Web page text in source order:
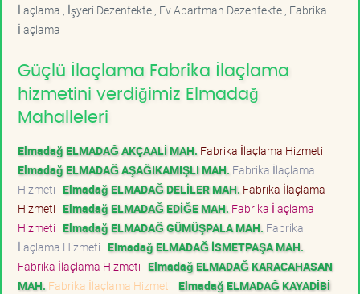
İlaçlama , İşyeri Dezenfekte , Ev Apartman Dezenfekte , Fabrika
İlaçlama
Güçlü İlaçlama Fabrika İlaçlama
hizmetini verdiğimiz Elmadağ
Mahalleleri
Elmadağ ELMADAĞ AKÇAALİ MAH. Fabrika İlaçlama Hizmeti
Elmadağ ELMADAĞ AŞAĞIKAMIŞLI MAH. Fabrika İlaçlama
Hizmeti Elmadağ ELMADAĞ DELİLER MAH. Fabrika İlaçlama
Hizmeti Elmadağ ELMADAĞ EDİĞE MAH. Fabrika İlaçlama
Hizmeti Elmadağ ELMADAĞ GÜMÜŞPALA MAH. Fabrika
İlaçlama Hizmeti Elmadağ ELMADAĞ İSMETPAŞA MAH.
Fabrika İlaçlama Hizmeti Elmadağ ELMADAĞ KARACAHASAN
MAH. Fabrika İlaçlama Hizmeti Elmadağ ELMADAĞ KAYADİBİ